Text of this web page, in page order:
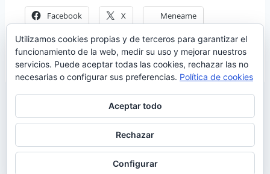
Facebook X Meneame
Más
© 2026 Manquepierda - Tema para WordPress
porKadence WP
Utilizamos cookies propias y de terceros para garantizar el
funcionamiento de la web, medir su uso y mejorar nuestros
servicios. Puede aceptar todas las cookies, rechazar las no
necesarias o configurar sus preferencias. Política de cookies
Aceptar todo
Rechazar
Configurar